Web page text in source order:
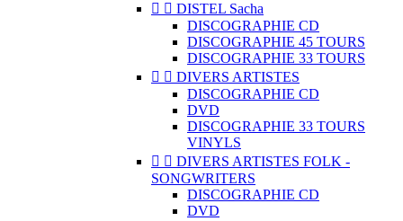
  DISTEL Sacha
DISCOGRAPHIE CD
DISCOGRAPHIE 45 TOURS
DISCOGRAPHIE 33 TOURS
  DIVERS ARTISTES
DISCOGRAPHIE CD
DVD
DISCOGRAPHIE 33 TOURS
VINYLS
  DIVERS ARTISTES FOLK -
SONGWRITERS
DISCOGRAPHIE CD
DVD